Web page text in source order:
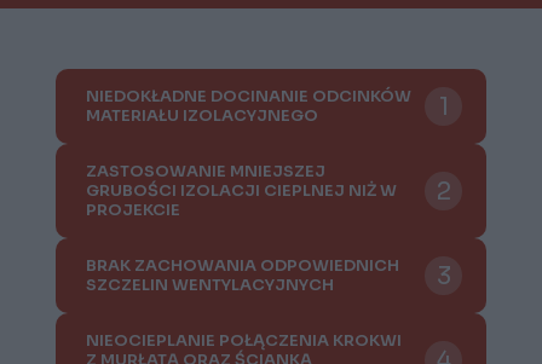
NIEDOKŁADNE DOCINANIE ODCINKÓW
MATERIAŁU IZOLACYJNEGO
ZASTOSOWANIE MNIEJSZEJ
GRUBOŚCI IZOLACJI CIEPLNEJ NIŻ W
PROJEKCIE
BRAK ZACHOWANIA ODPOWIEDNICH
SZCZELIN WENTYLACYJNYCH
NIEOCIEPLANIE POŁĄCZENIA KROKWI